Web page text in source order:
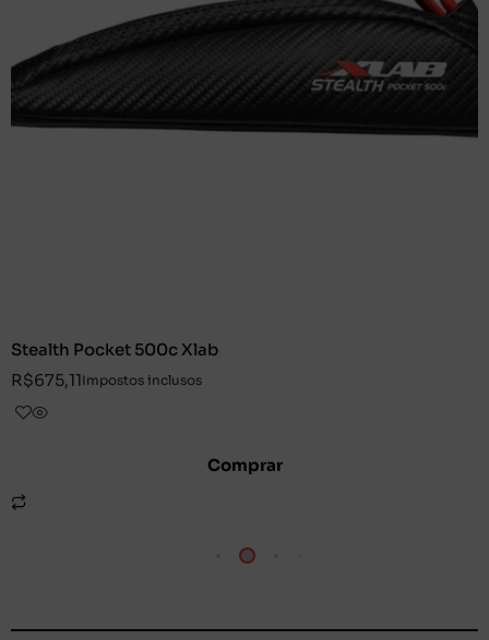
Stealth Pocket 500c Xlab
R$675,11Impostos inclusos
Comprar